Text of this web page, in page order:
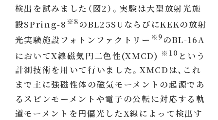
検出を試みました（図2）。実験は大型放射光施
設SPring-8 ※8のBL25SUならびにKEKの放射
光実験施設フォトンファクトリー ※9のBL-16A
においてX線磁気円二色性(XMCD) ※10 という
計測技術を用いて行いました。XMCDは、これ
まで主に強磁性体の磁気モーメントの起源であ
るスピンモーメントや電子の公転に対応する軌
道モーメントを円偏光したX線によって検出す